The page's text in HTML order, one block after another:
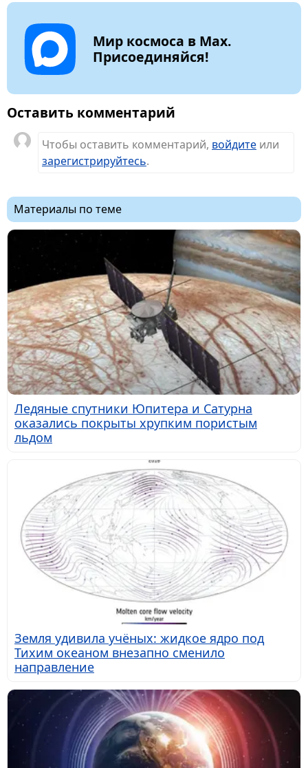
Мир космоса в Max.
Присоединяйся!
Оставить комментарий
Чтобы оставить комментарий, войдите или
зарегистрируйтесь.
Материалы по теме
Ледяные спутники Юпитера и Сатурна
оказались покрыты хрупким пористым
льдом
Земля удивила учёных: жидкое ядро под
Тихим океаном внезапно сменило
направление